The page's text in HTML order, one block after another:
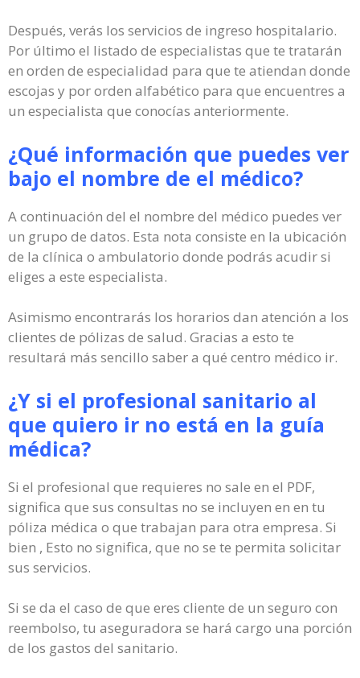
Después, verás los servicios de ingreso hospitalario.
Por último el listado de especialistas que te tratarán
en orden de especialidad para que te atiendan donde
escojas y por orden alfabético para que encuentres a
un especialista que conocías anteriormente.
¿Qué información que puedes ver
bajo el nombre de el médico?
A continuación del el nombre del médico puedes ver
un grupo de datos. Esta nota consiste en la ubicación
de la clínica o ambulatorio donde podrás acudir si
eliges a este especialista.
Asimismo encontrarás los horarios dan atención a los
clientes de pólizas de salud. Gracias a esto te
resultará más sencillo saber a qué centro médico ir.
¿Y si el profesional sanitario al
que quiero ir no está en la guía
médica?
Si el profesional que requieres no sale en el PDF,
significa que sus consultas no se incluyen en en tu
póliza médica o que trabajan para otra empresa. Si
bien , Esto no significa, que no se te permita solicitar
sus servicios.
Si se da el caso de que eres cliente de un seguro con
reembolso, tu aseguradora se hará cargo una porción
de los gastos del sanitario.